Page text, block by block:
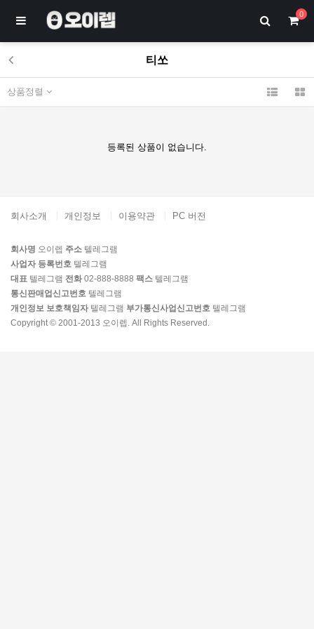
0
티쏘
상품정렬
등록된 상품이 없습니다.
회사소개 개인정보 이용약관 PC 버전
회사명 오이렙 주소 텔레그램
사업자 등록번호 텔레그램
대표 텔레그램 전화 02-888-8888 팩스 텔레그램
통신판매업신고번호 텔레그램
개인정보 보호책임자 텔레그램 부가통신사업신고번호 텔레그램
Copyright © 2001-2013 오이렙. All Rights Reserved.